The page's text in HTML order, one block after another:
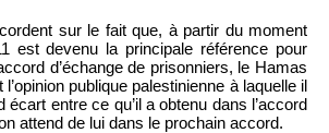
sur le fait que, à partir du moment
est devenu la principale référence pour
d’échange de prisonniers, le Hamas
publique palestinienne à laquelle il
écart entre ce qu’il a obtenu dans l’accord
attend de lui dans le prochain accord.